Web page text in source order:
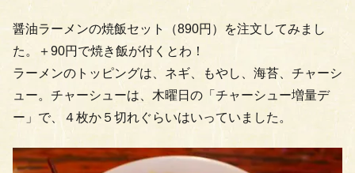
醤油ラーメンの焼飯セット（890円）を注文してみまし
た。＋90円で焼き飯が付くとわ！
ラーメンのトッピングは、ネギ、もやし、海苔、チャーシ
ュー。チャーシューは、木曜日の「チャーシュー増量デ
ー」で、４枚か５切れぐらいはいっていました。